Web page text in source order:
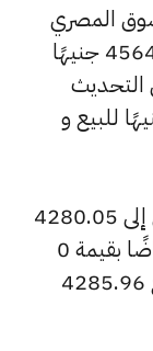
المصري
الآن، حيث بلغ 45800 جنيهًا للبيع و45640 جنيهًا
جنيهات عن التحديث
كان قد سجل 45880 جنيهًا للبيع و
كما انخفض سعر الأونصة بالدولار ليصل إلى 4280.05
جنيهًا للبيع و0 جنيهًا للشراء، بعد انخفاضًا بقيمة 0
جنيهات مقارنة بالسعر السابق الذي بلغ 4285.96